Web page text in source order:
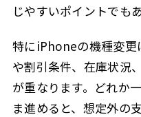
じやすいポイントでもあ
特にiPhoneの機種変更
や割引条件、在庫状況
が重なります。どれか
ま進めると、想定外の
2.6.2 来店前に確認